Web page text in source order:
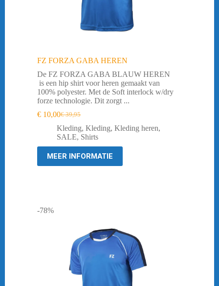
FZ FORZA GABA HEREN
De FZ FORZA GABA BLAUW HEREN
is een hip shirt voor heren gemaakt van
100% polyester. Met de Soft interlock w/dry
forze technologie. Dit zorgt ...
€39,95
Oorspronkelijke
prijs
was:
€ 39,95.
€ 10,00Huidige
prijs
is:
€ 10,00.
Kleding, Kleding, Kleding heren,
SALE, Shirts
MEER INFORMATIE
-78%